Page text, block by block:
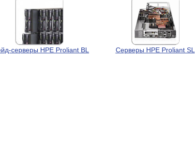
серверы HPE Proliant BL Серверы HPE Proliant SL